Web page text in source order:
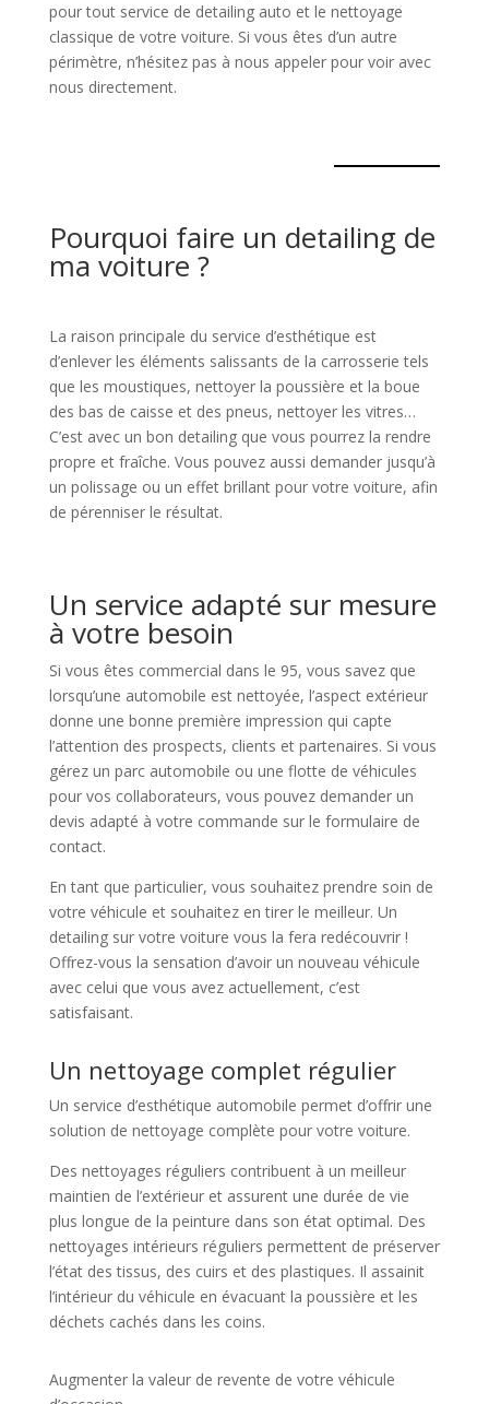
pour tout service de detailing auto et le nettoyage
classique de votre voiture. Si vous êtes d’un autre
périmètre, n’hésitez pas à nous appeler pour voir avec
nous directement.
Pourquoi faire un detailing de
ma voiture ?
La raison principale du service d’esthétique est
d’enlever les éléments salissants de la carrosserie tels
que les moustiques, nettoyer la poussière et la boue
des bas de caisse et des pneus, nettoyer les vitres…
C’est avec un bon detailing que vous pourrez la rendre
propre et fraîche. Vous pouvez aussi demander jusqu’à
un polissage ou un effet brillant pour votre voiture, afin
de pérenniser le résultat.
Un service adapté sur mesure
à votre besoin
Si vous êtes commercial dans le 95, vous savez que
lorsqu’une automobile est nettoyée, l’aspect extérieur
donne une bonne première impression qui capte
l’attention des prospects, clients et partenaires. Si vous
gérez un parc automobile ou une flotte de véhicules
pour vos collaborateurs, vous pouvez demander un
devis adapté à votre commande sur le formulaire de
contact.
En tant que particulier, vous souhaitez prendre soin de
votre véhicule et souhaitez en tirer le meilleur. Un
detailing sur votre voiture vous la fera redécouvrir !
Offrez-vous la sensation d’avoir un nouveau véhicule
avec celui que vous avez actuellement, c’est
satisfaisant.
Un nettoyage complet régulier
Un service d’esthétique automobile permet d’offrir une
solution de nettoyage complète pour votre voiture.
Des nettoyages réguliers contribuent à un meilleur
maintien de l’extérieur et assurent une durée de vie
plus longue de la peinture dans son état optimal. Des
nettoyages intérieurs réguliers permettent de préserver
l’état des tissus, des cuirs et des plastiques. Il assainit
l’intérieur du véhicule en évacuant la poussière et les
déchets cachés dans les coins.
Augmenter la valeur de revente de votre véhicule